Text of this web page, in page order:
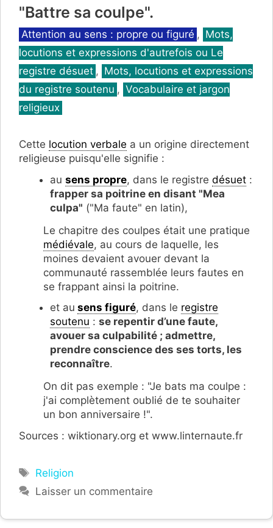
"Battre sa coulpe".
Catégories
Attention au sens : propre ou figuré , Mots,
locutions et expressions d'autrefois ou Le
registre désuet , Mots, locutions et expressions
du registre soutenu , Vocabulaire et jargon
religieux
Cette locution verbale a un origine directement
religieuse puisqu'elle signifie :
au sens propre, dans le registre désuet :
frapper sa poitrine en disant "Mea
culpa" ("Ma faute" en latin),
Le chapitre des coulpes était une pratique
médiévale, au cours de laquelle, les
moines devaient avouer devant la
communauté rassemblée leurs fautes en
se frappant ainsi la poitrine.
et au sens figuré, dans le registre
soutenu : se repentir d’une faute,
avouer sa culpabilité ; admettre,
prendre conscience des ses torts, les
reconnaître.
On dit pas exemple : "Je bats ma coulpe :
j'ai complètement oublié de te souhaiter
un bon anniversaire !".
Sources : wiktionary.org et www.linternaute.fr
Étiquettes
Religion
Laisser un commentaire